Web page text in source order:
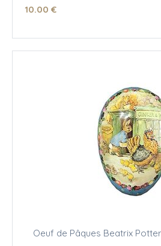
10.00 €
Oeuf de Pâques Beatrix